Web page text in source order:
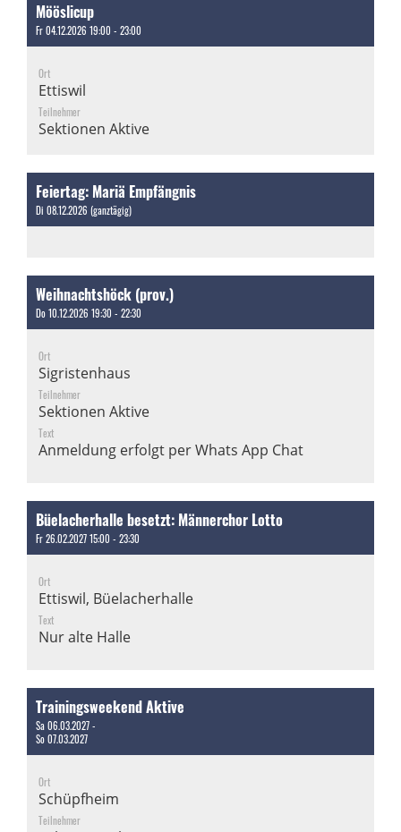
Mööslicup
Fr 04.12.2026 19:00 - 23:00
Ort
Ettiswil
Teilnehmer
Sektionen Aktive
Feiertag: Mariä Empfängnis
Di 08.12.2026 (ganztägig)
Weihnachtshöck (prov.)
Do 10.12.2026 19:30 - 22:30
Ort
Sigristenhaus
Teilnehmer
Sektionen Aktive
Text
Anmeldung erfolgt per Whats App Chat
Büelacherhalle besetzt: Männerchor Lotto
Fr 26.02.2027 15:00 - 23:30
Ort
Ettiswil, Büelacherhalle
Text
Nur alte Halle
Trainingsweekend Aktive
Sa 06.03.2027 -
So 07.03.2027
Ort
Schüpfheim
Teilnehmer